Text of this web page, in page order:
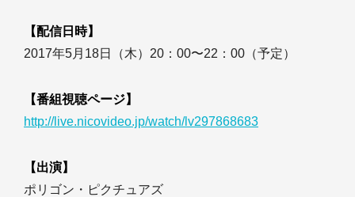
【配信日時】
2017年5月18日（木）20：00〜22：00（予定）
【番組視聴ページ】
http://live.nicovideo.jp/watch/lv297868683
【出演】
ポリゴン・ピクチュアズ